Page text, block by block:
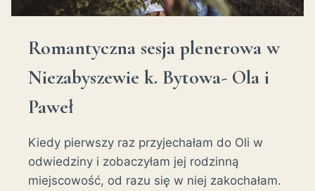
Romantyczna sesja plenerowa w
Niezabyszewie k. Bytowa- Ola i
Paweł
Kiedy pierwszy raz przyjechałam do Oli w
odwiedziny i zobaczyłam jej rodzinną
miejscowość, od razu się w niej zakochałam.